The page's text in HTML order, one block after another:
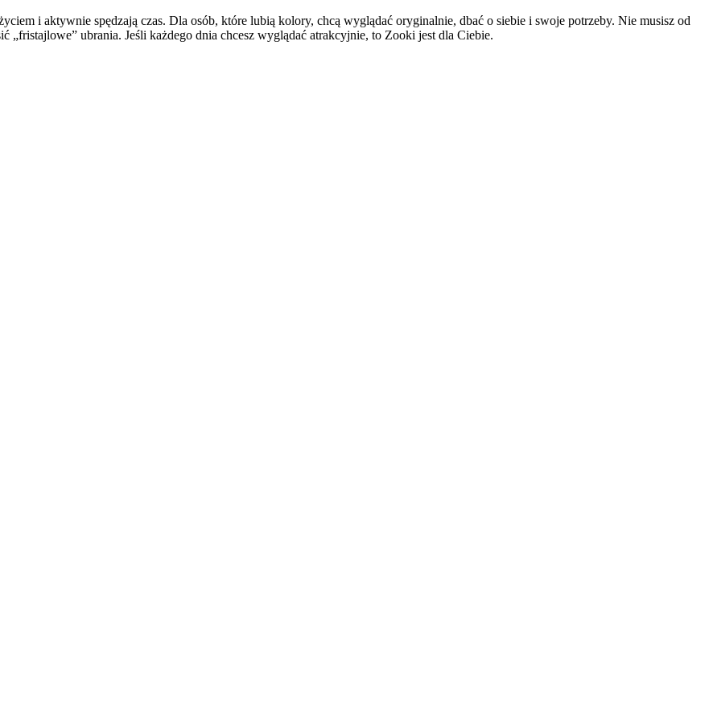
i aktywnie spędzają czas. Dla osób, które lubią kolory, chcą wyglądać oryginalnie, dbać o siebie i swoje potrzeby. Nie musisz od
ubrania. Jeśli każdego dnia chcesz wyglądać atrakcyjnie, to Zooki jest dla Ciebie.